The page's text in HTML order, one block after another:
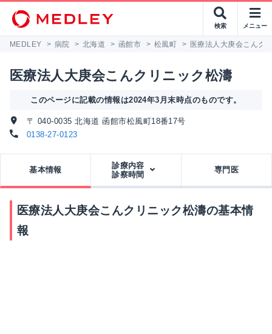
検索 メニュー
MEDLEY > 病院 > 北海道 > 函館市 > 松風町 > 医療法人大庚会こんク
医療法人大庚会こんクリニック松濤
このページに記載の情報は2024年3月末時点のものです。
〒 040-0035 北海道 函館市松風町18番17号
0138-27-0123
基本情報
診療内容
診察時間
専門医
医療法人大庚会こんクリニック松濤の基本情
報